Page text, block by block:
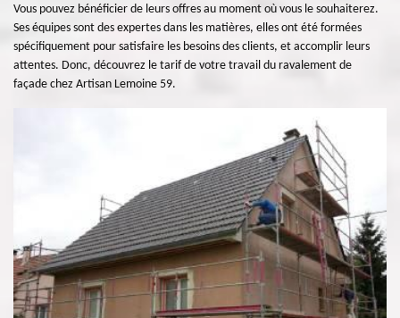
Vous pouvez bénéficier de leurs offres au moment où vous le souhaiterez.
Ses équipes sont des expertes dans les matières, elles ont été formées
spécifiquement pour satisfaire les besoins des clients, et accomplir leurs
attentes. Donc, découvrez le tarif de votre travail du ravalement de
façade chez Artisan Lemoine 59.